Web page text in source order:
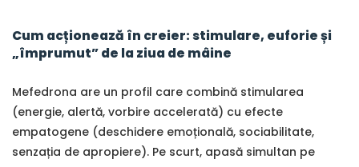
Cum acționează în creier: stimulare, euforie și
„împrumut” de la ziua de mâine
Mefedrona are un profil care combină stimularea
(energie, alertă, vorbire accelerată) cu efecte
empatogene (deschidere emoțională, sociabilitate,
senzația de apropiere). Pe scurt, apasă simultan pe